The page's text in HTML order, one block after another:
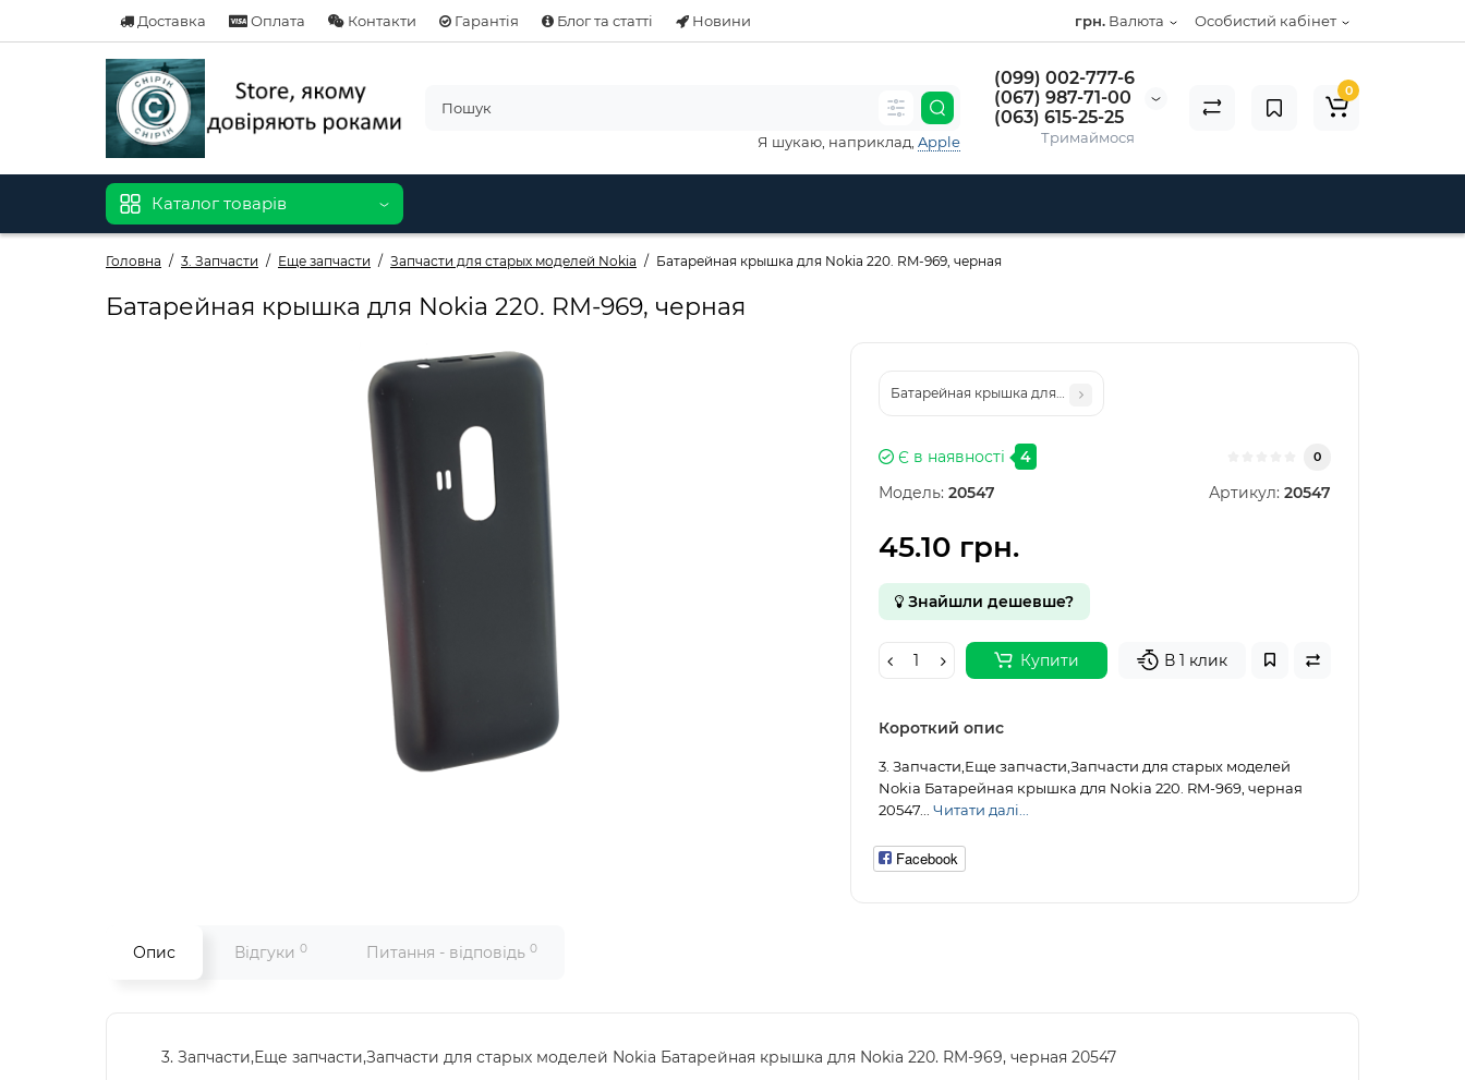
Доставка Оплата Контакти Гарантія Блог та статті Новини Особистий кабінет
грн. Валюта
(099) 002-777-6
(067) 987-71-00
(063) 615-25-25
Тримаймося
Я шукаю, наприклад, Apple
0
Каталог товарів
Головна 3. Запчасти Еще запчасти Запчасти для старых моделей Nokia Батарейная крышка для Nokia 220. RM-969, черная
Батарейная крышка для Nokia 220. RM-969, черная
Батарейная крышка для Nokia 222, RM-1136, черная
Є в наявності 4 0
Модель: 20547 Артикул: 20547
45.10 грн.
Знайшли дешевше?
Купити В 1 клик
Короткий опис
3. Запчасти,Еще запчасти,Запчасти для старых моделей
Nokia Батарейная крышка для Nokia 220. RM-969, черная
20547... Читати далі...
Facebook
Опис Відгуки 0 Питання - відповідь 0
3. Запчасти,Еще запчасти,Запчасти для старых моделей Nokia Батарейная крышка для Nokia 220. RM-969, черная 20547